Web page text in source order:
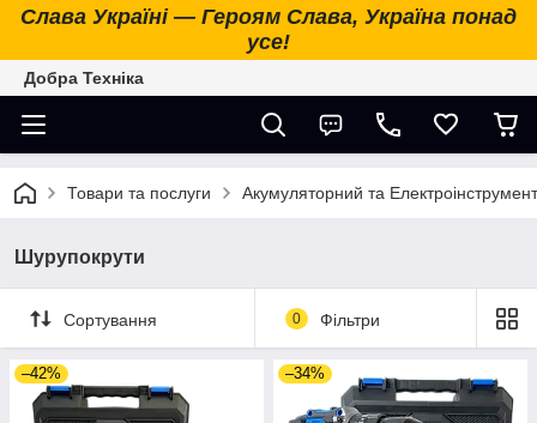
Слава Україні — Героям Слава, Україна понад
усе!
Добра Техніка
Товари та послуги Акумуляторний та Електроінструмент
Шурупокрути
Сортування 0 Фільтри
–42% –34%